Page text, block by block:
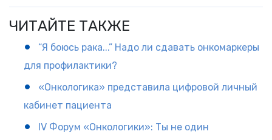
ЧИТАЙТЕ ТАКЖЕ
“Я боюсь рака...” Надо ли сдавать онкомаркеры
для профилактики?
«Онкологика» представила цифровой личный
кабинет пациента
IV Форум «Онкологики»: Ты не один